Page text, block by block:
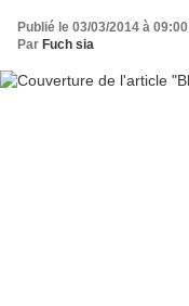
Publié le 03/03/2014 à 09:00
Par Fuch sia